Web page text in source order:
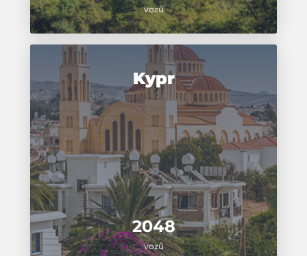
vozů
2048
vozů
Kypr